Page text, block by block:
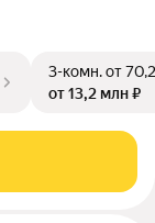
3-комн.от
от 13,2 млн ₽